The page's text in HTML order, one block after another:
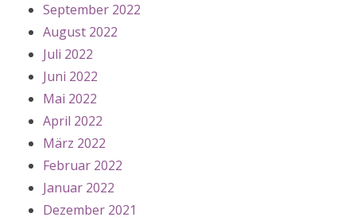
September 2022
August 2022
Juli 2022
Juni 2022
Mai 2022
April 2022
März 2022
Februar 2022
Januar 2022
Dezember 2021